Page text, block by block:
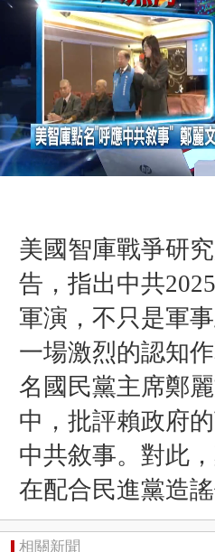
美國智庫戰爭研
告，指出中共
軍演，不只是軍
一場激烈的認知
名國民黨主席鄭
中，批評賴政府
中共敘事。對此
在配合民進黨造謠
相關新聞